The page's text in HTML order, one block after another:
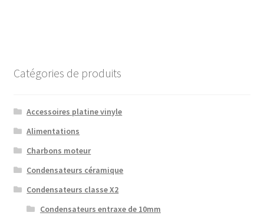
Catégories de produits
Accessoires platine vinyle
Alimentations
Charbons moteur
Condensateurs céramique
Condensateurs classe X2
Condensateurs entraxe de 10mm